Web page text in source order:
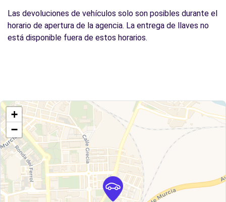
Las devoluciones de vehículos solo son posibles durante el
horario de apertura de la agencia. La entrega de llaves no
está disponible fuera de estos horarios.
+
−